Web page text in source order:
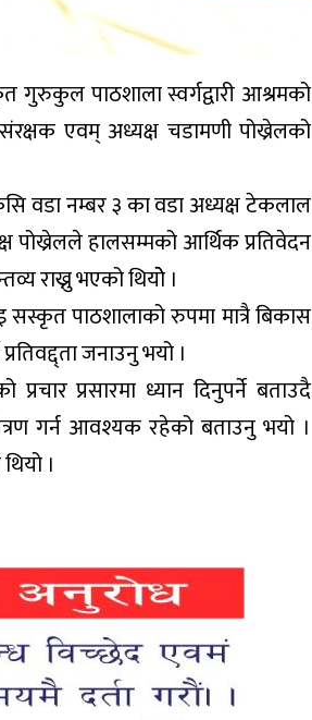
पाठशाला स्वर्गद्वारी आश्रमको
एवम् अध्यक्ष चडामणी पोख्रेलको
वडा नम्बर ३ का वडा अध्यक्ष टेकलाल
पोख्रेलले हालसम्मको आर्थिक प्रतिवेदन
राख्नु भएको थियोे ।
पाठशालाको रुपमा मात्रै बिकास
जनाउनु भयो ।
प्रसारमा ध्यान दिनुपर्ने बताउदै
गर्न आवश्यक रहेको बताउनु भयो ।
।